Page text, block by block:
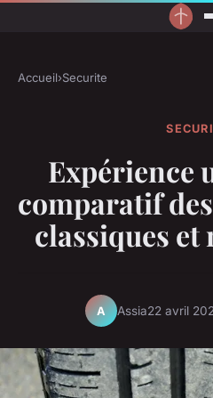
Accueil›Securite
Expérience
comparatif
classiques
A Assia22 avril